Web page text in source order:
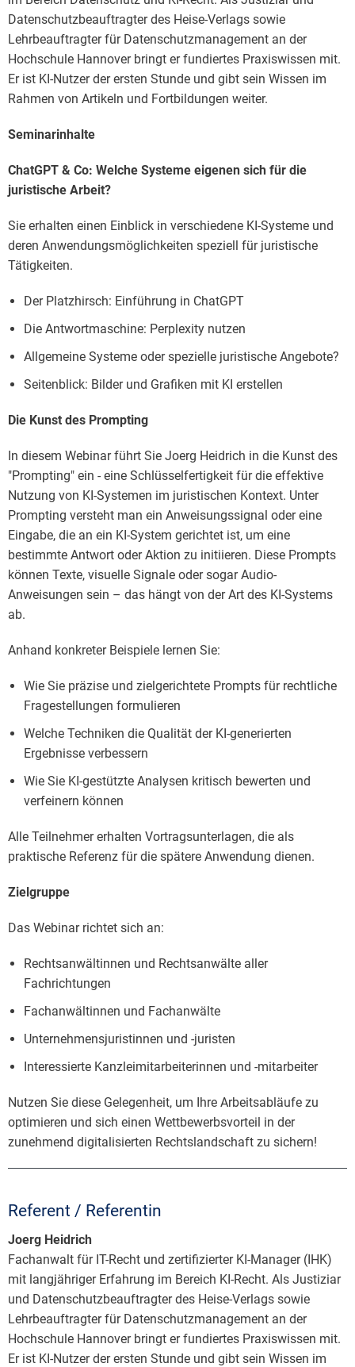
Datenschutzbeauftragter des Heise-Verlags sowie
Lehrbeauftragter für Datenschutzmanagement an der
Hochschule Hannover bringt er fundiertes Praxiswissen mit.
Er ist KI-Nutzer der ersten Stunde und gibt sein Wissen im
Rahmen von Artikeln und Fortbildungen weiter.
Seminarinhalte
ChatGPT & Co: Welche Systeme eigenen sich für die
juristische Arbeit?
Sie erhalten einen Einblick in verschiedene KI-Systeme und
deren Anwendungsmöglichkeiten speziell für juristische
Tätigkeiten.
Der Platzhirsch: Einführung in ChatGPT
Die Antwortmaschine: Perplexity nutzen
Allgemeine Systeme oder spezielle juristische Angebote?
Seitenblick: Bilder und Grafiken mit KI erstellen
Die Kunst des Prompting
In diesem Webinar führt Sie Joerg Heidrich in die Kunst des
"Prompting" ein - eine Schlüsselfertigkeit für die effektive
Nutzung von KI-Systemen im juristischen Kontext. Unter
Prompting versteht man ein Anweisungssignal oder eine
Eingabe, die an ein KI-System gerichtet ist, um eine
bestimmte Antwort oder Aktion zu initiieren. Diese Prompts
können Texte, visuelle Signale oder sogar Audio-
Anweisungen sein – das hängt von der Art des KI-Systems
ab.
Anhand konkreter Beispiele lernen Sie:
Wie Sie präzise und zielgerichtete Prompts für rechtliche
Fragestellungen formulieren
Welche Techniken die Qualität der KI-generierten
Ergebnisse verbessern
Wie Sie KI-gestützte Analysen kritisch bewerten und
verfeinern können
Alle Teilnehmer erhalten Vortragsunterlagen, die als
praktische Referenz für die spätere Anwendung dienen.
Zielgruppe
Das Webinar richtet sich an:
Rechtsanwältinnen und Rechtsanwälte aller
Fachrichtungen
Fachanwältinnen und Fachanwälte
Unternehmensjuristinnen und -juristen
Interessierte Kanzleimitarbeiterinnen und -mitarbeiter
Nutzen Sie diese Gelegenheit, um Ihre Arbeitsabläufe zu
optimieren und sich einen Wettbewerbsvorteil in der
zunehmend digitalisierten Rechtslandschaft zu sichern!
Referent / Referentin
Joerg Heidrich
Fachanwalt für IT-Recht und zertifizierter KI-Manager (IHK)
mit langjähriger Erfahrung im Bereich KI-Recht. Als Justiziar
und Datenschutzbeauftragter des Heise-Verlags sowie
Lehrbeauftragter für Datenschutzmanagement an der
Hochschule Hannover bringt er fundiertes Praxiswissen mit.
Er ist KI-Nutzer der ersten Stunde und gibt sein Wissen im